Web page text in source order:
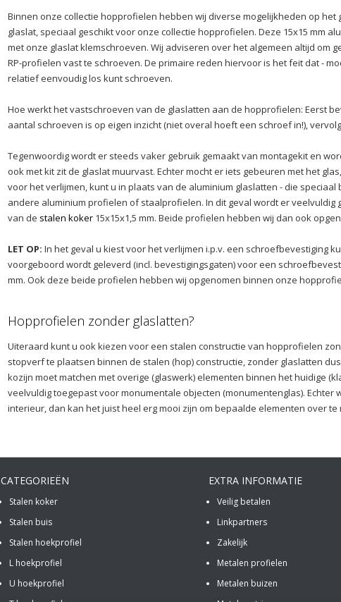
Binnen onze collectie hopprofielen hebben wij diverse mogelijkheden op
glaslat, speciaal geschikt voor onze collectie hopprofielen. Deze 15x15 mm
met onze glaslat klemschroeven. Wij adviseren over het algemeen altijd om
RP-profielen vast te schroeven. De primaire reden hiervoor is het feit dat -
relatief eenvoudig los kunt schroeven.
Hoe werkt het vastschroeven van de glaslatten aan de hopprofielen: Eerst
aantal schroeven is op eigen inzicht (niet overal hoeft een schroef in!),
Tegenwoordig wordt er steeds vaker gebruik gemaakt van montagekit en
ook met kit zit de glaslat muurvast. Echter mocht er iets gebeuren met het
voor het verlijmen, kunt u in plaats van de aluminium glaslatten - die
andere aluminium profielen of staalprofielen. In dit geval wordt er veelvuldig
van de stalen koker 15x15x1,5 mm. Beide profielen hebben wij dan ook
LET OP: In het geval u kiest voor het verlijmen i.p.v. een schroefbevestiging
voorgeboord wordt geleverd (incl. bevestigingsgaten) voor een
mm. Ook deze beide profielen hebben wij opgenomen binnen onze
Hopprofielen zonder glaslatten?
Uiteraard kunt u ook kiezen voor een stalen constructie van hopprofielen
stopverf te plaatsen binnen de stalen (hop) constructie, zonder glaslatten
kozijn moet matchen met overige (glaswerk) elementen binnen het huidige
veelvuldig toegepast voor monumentale objecten (monumentenglas).
interieur, dan kan het juist heel erg mooi zijn om bepaalde elementen over
CATEGORIEËN
Stalen koker
Stalen buis
Stalen hoekprofiel
L hoekprofiel
U hoekprofiel
EXTRA INFORMATIE
Veilig betalen
Linkpartners
Zakelijk
Metalen profielen
Metalen buizen